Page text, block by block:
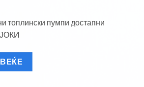
топлински пумпи достапни
ЈОКИ